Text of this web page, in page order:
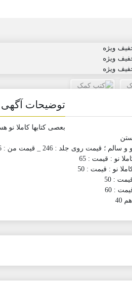
توضیحات آگهی
بعصی کتابها کاملا نو